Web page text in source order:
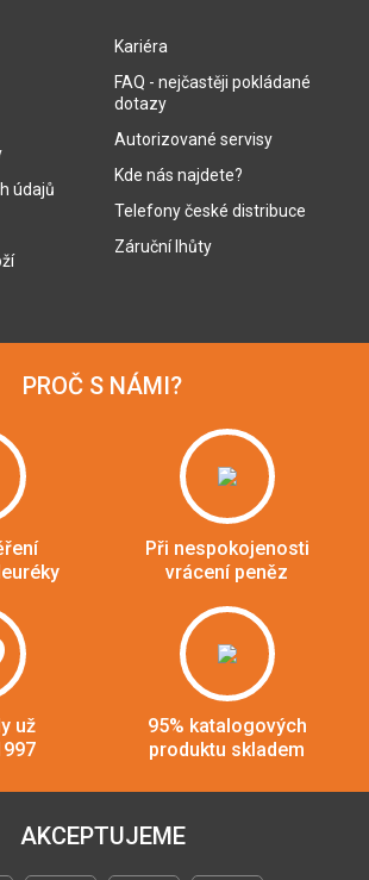
údajů
Kariéra
FAQ - nejčastěji pokládané
dotazy
Autorizované servisy
Kde nás najdete?
Telefony české distribuce
Záruční lhůty
PROČ S NÁMI?
Při nespokojenosti
vrácení peněz
už
95% katalogových
produktu skladem
AKCEPTUJEME